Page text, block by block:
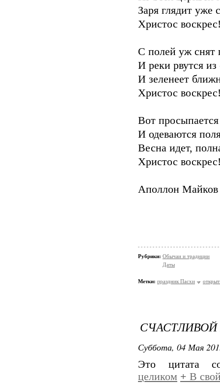
Заря глядит уже
Христос
С полей уж снят
И реки рвутся из
И зеленеет
Христос
Вот
И одеваются
Весна идет,
Христос
Аполлон Майков
Рубрики: Обычаи и традиции
Даты
Метки: праздник Пасхи
Суббота, 04 Мая
Это цитата
целиком + В